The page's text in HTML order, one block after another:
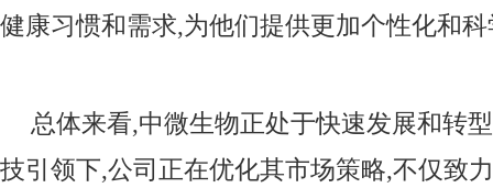
健康习惯和需求,为他们提供更加个性化和
总体来看,中微生物正处于快速发展和转
技引领下,公司正在优化其市场策略,不仅致